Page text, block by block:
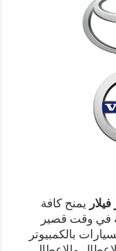
يمنح كافة
في وقت قصير
بالكمبيوتر